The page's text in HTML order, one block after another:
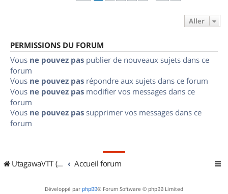
Aller
PERMISSIONS DU FORUM
Vous ne pouvez pas publier de nouveaux sujets dans ce
forum
Vous ne pouvez pas répondre aux sujets dans ce forum
Vous ne pouvez pas modifier vos messages dans ce
forum
Vous ne pouvez pas supprimer vos messages dans ce
forum
UtagawaVTT (Randos VTT et VTTAE avec traces GPS) Accueil forum
Développé par phpBB® Forum Software © phpBB Limited